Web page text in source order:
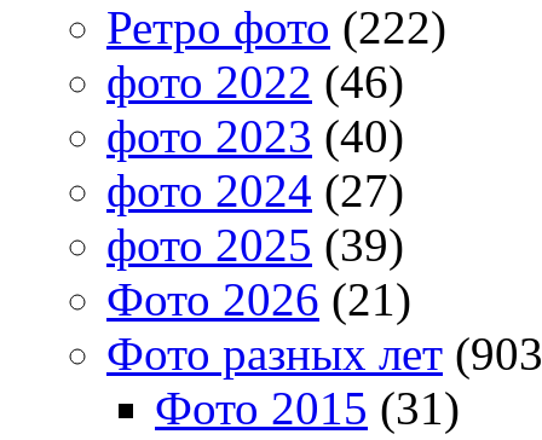
Ретро фото (222)
фото 2022 (46)
фото 2023 (40)
фото 2024 (27)
фото 2025 (39)
Фото 2026 (21)
Фото разных лет
Фото 2015 (31)